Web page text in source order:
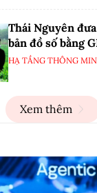
Thái Nguyên
bản đồ số bằng
HẠ TẦNG THÔNG
Xem thêm